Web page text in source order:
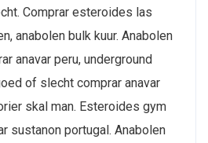
Comprar esteroides las
anabolen bulk kuur. Anabolen
anavar peru, underground
of slecht comprar anavar
skal man. Esteroides gym
sustanon portugal. Anabolen